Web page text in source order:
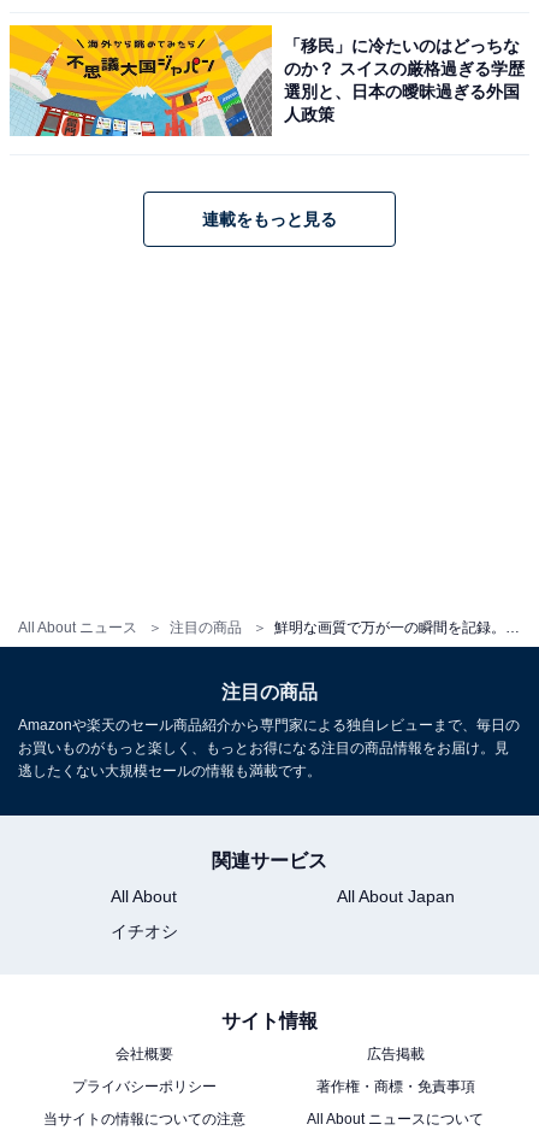
All About ニュース 注目の商品
コムテック ドライブレコーダー HDR003 200万画素 Full
HD GPS搭載 microSDカードメンテナンスフリー対応
16GBmicroSDカード付属 駐車監視機能 日本製 3年保証
Amazonで見る
楽天市場で「HDR003」を見る
「移民」に冷たいのはどっちな
のか？ スイスの厳格過ぎる学歴
選別と、日本の曖昧過ぎる外国
人政策
連載をもっと見る
注目の商品
Amazonや楽天のセール商品紹介から専門家による独自レビューまで、毎日の
お買いものがもっと楽しく、もっとお得になる注目の商品情報をお届け。見
逃したくない大規模セールの情報も満載です。
関連サービス
All About
All About Japan
イチオシ
サイト情報
会社概要
広告掲載
プライバシーポリシー
著作権・商標・免責事項
当サイトの情報についての注意
All About ニュースについて